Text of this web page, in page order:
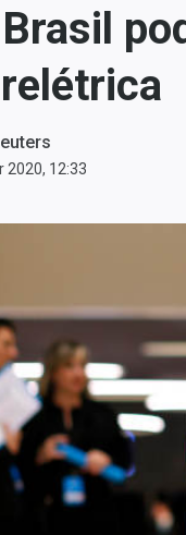
2020, 12:33